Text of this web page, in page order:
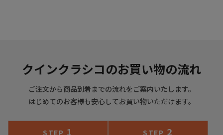
クインクラシコのお買い物の流れ
ご注文から商品到着までの流れをご案内いたします。
はじめてのお客様も安心してお買い物いただけます。
STEP 1 STEP 2